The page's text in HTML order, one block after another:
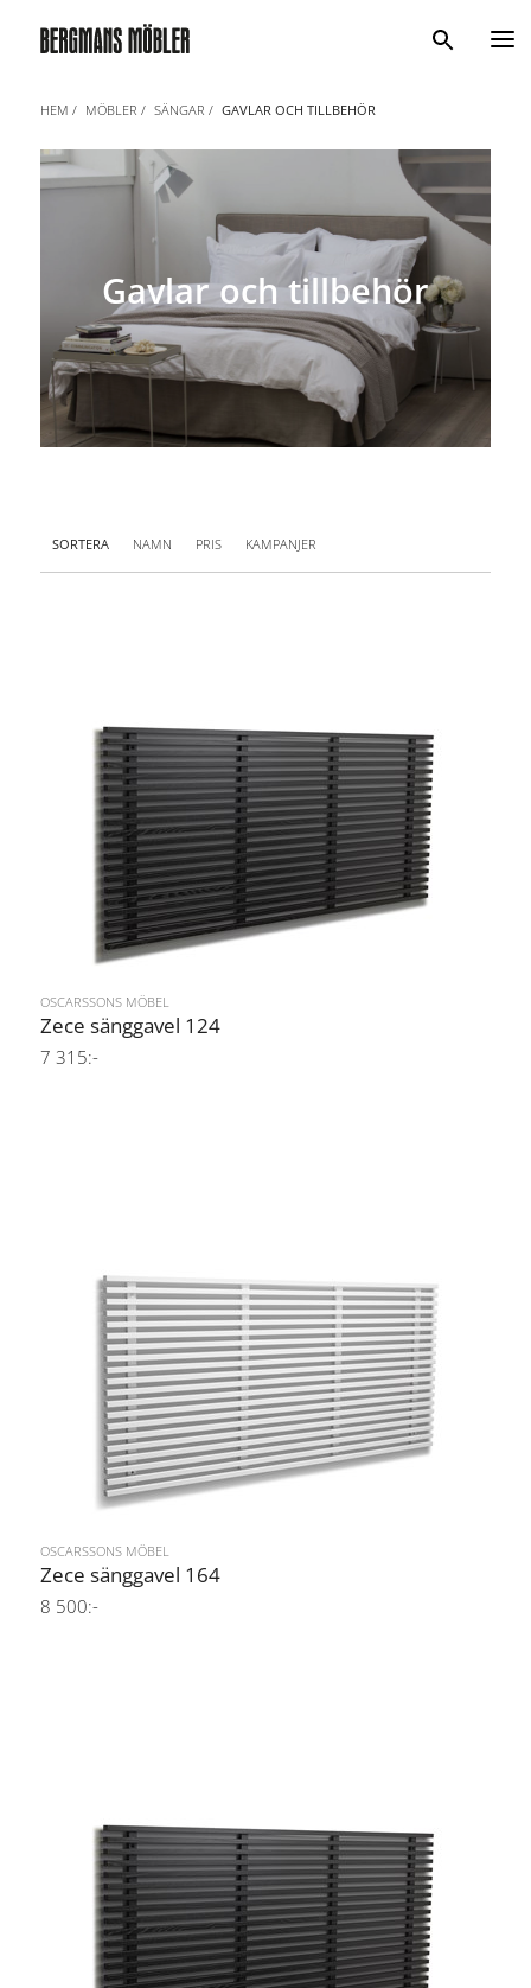
Sök
HEM MÖBLER SÄNGAR GAVLAR OCH TILLBEHÖR
Gavlar och tillbehör
SORTERA NAMN PRIS KAMPANJER
OSCARSSONS MÖBEL
Zece sänggavel 124
7 315:-
OSCARSSONS MÖBEL
Zece sänggavel 164
8 500:-